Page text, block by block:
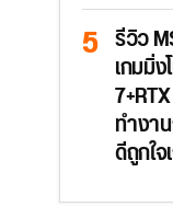
รีวิว
เกมมิ่
ทำงา
ดีถูกใ